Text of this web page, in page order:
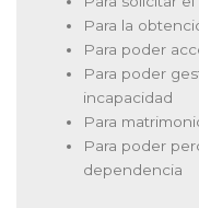
Para la
Para poder
Para poder
incapacidad
Para
Para poder
dependencia